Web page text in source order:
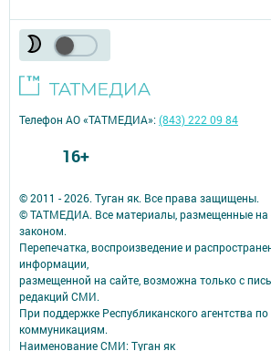
© 2011 - 2026. Туган як. Все права защищены.
© ТАТМЕДИА. Все материалы, размещенные на
законом.
Перепечатка, воспроизведение и
информации,
размещенной на сайте, возможна только с
редакций СМИ.
При поддержке Республиканского агентства
коммуникациям.
Наименование СМИ: Туган як
Телефон АО «ТАТМЕДИА»:(843) 222 09 84
16+